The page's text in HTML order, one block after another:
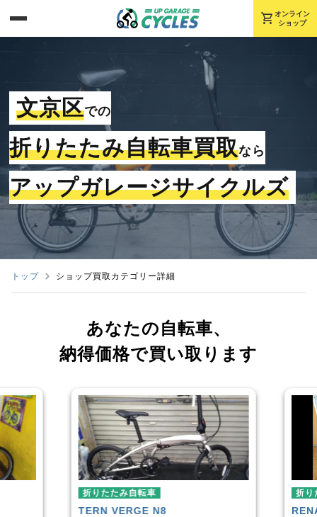
shopping_cart オンライン
ショップ
文京区での
折りたたみ自転車買取なら
アップガレージサイクルズ
トップ ショップ買取カテゴリー詳細
あなたの自転車、
納得価格で買い取ります
折りたたみ自転車
RENAULT LIGHT-8 AL-FDB140